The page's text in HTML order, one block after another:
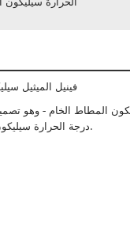
فينيل الميثيل
سيليكون المطاط الخام -
درجة الحرارة سيليكون المطاط الفلكنة المطاط.